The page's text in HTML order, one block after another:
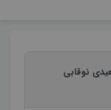
نوقابی